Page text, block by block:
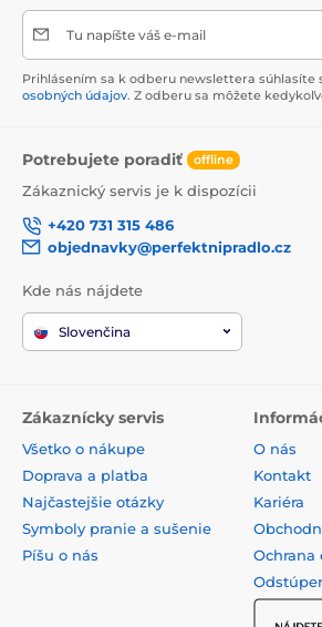
Tu napíšte váš e-mail
Prihlásením sa k odberu newslettera súhlasíte
osobných údajov. Z odberu sa môžete
Potrebujete poradiť offline
Zákaznický servis je k dispozícii
+420 731 315 486
objednavky@perfektnipradlo.cz
Kde nás nájdete
Slovenčina
Zákaznícky servis
Všetko o nákupe
Doprava a platba
Najčastejšie otázky
Symboly pranie a sušenie
Píšu o nás
O nás
Kontakt
Kariéra
Ochrana